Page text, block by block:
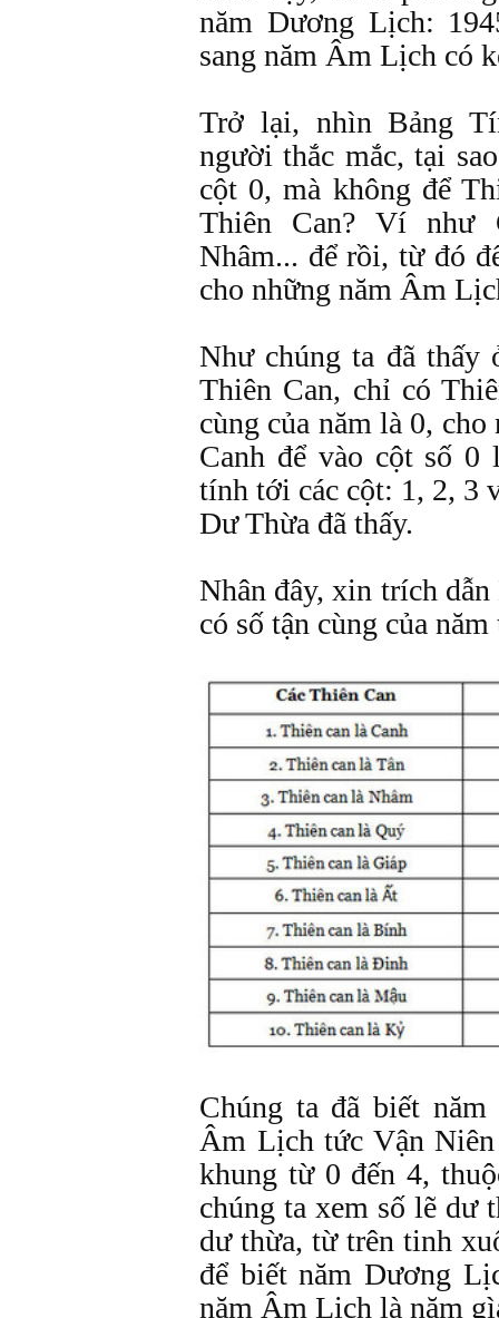
năm Dương Lịch:
sang năm Âm Lịch có
Trở lại, nhìn Bảng
người thắc mắc, tại
cột 0, mà không để
Thiên Can? Ví như
Nhâm... để rồi, từ đó
cho những năm Âm
Như chúng ta đã thấy
Thiên Can, chỉ có
cùng của năm là 0,
Canh để vào cột số
tính tới các cột: 1, 2, 3
Dư Thừa đã thấy.
Nhân đây, xin trích
có số tận cùng của
Chúng ta đã biết
Âm Lịch tức Vận
khung từ 0 đến 4,
chúng ta xem số lẽ dư
dư thừa, từ trên tinh
để biết năm Dương
năm Âm Lịch là năm